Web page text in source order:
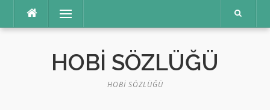
Menü
HOBI SÖZLÜĞÜ
HOBI SÖZLÜĞÜ